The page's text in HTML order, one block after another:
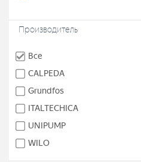
Производитель
Все
CALPEDA
Grundfos
ITALTECHICA
UNIPUMP
WILO